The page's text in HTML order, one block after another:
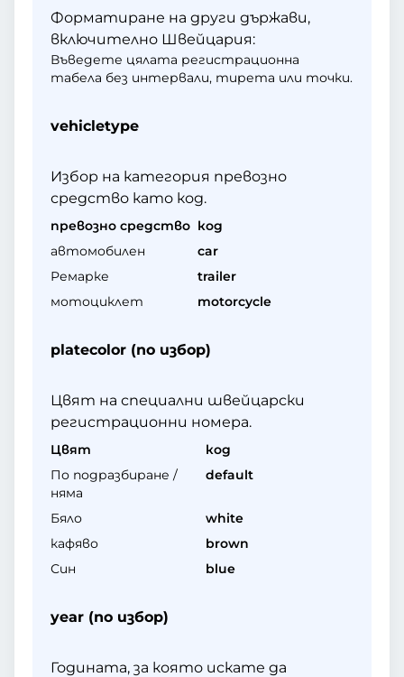
Форматиране на други държави,
включително Швейцария:
Въведете цялата регистрационна
табела без интервали, тирета или точки.
vehicletype
Избор на категория превозно
средство като код.
превозно средство код
автомобилен
car
Ремарке
trailer
мотоциклет
motorcycle
platecolor (по избор)
Цвят на специални швейцарски
регистрационни номера.
Цвят
код
По подразбиране /
няма
default
Бяло
white
кафяво
brown
Син
blue
year (по избор)
Годината, за която искате да